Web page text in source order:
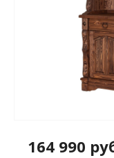
164 990